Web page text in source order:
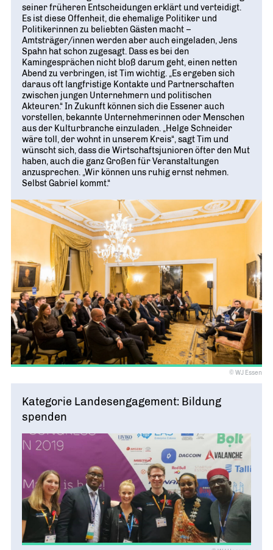
© WJ Essen
seiner früheren Entscheidungen erklärt und verteidigt.
Es ist diese Offenheit, die ehemalige Politiker und
Politikerinnen zu beliebten Gästen macht –
Amtsträger/innen werden aber auch eingeladen, Jens
Spahn hat schon zugesagt. Dass es bei den
Kamingesprächen nicht bloß darum geht, einen netten
Abend zu verbringen, ist Tim wichtig. „Es ergeben sich
daraus oft langfristige Kontakte und Partnerschaften
zwischen jungen Unternehmern und politischen
Akteuren.“ In Zukunft können sich die Essener auch
vorstellen, bekannte Unternehmerinnen oder Menschen
aus der Kulturbranche einzuladen. „Helge Schneider
wäre toll, der wohnt in unserem Kreis“, sagt Tim und
wünscht sich, dass die Wirtschaftsjunioren öfter den Mut
haben, auch die ganz Großen für Veranstaltungen
anzusprechen. „Wir können uns ruhig ernst nehmen.
Selbst Gabriel kommt.“
Kategorie Landesengagement: Bildung
spenden